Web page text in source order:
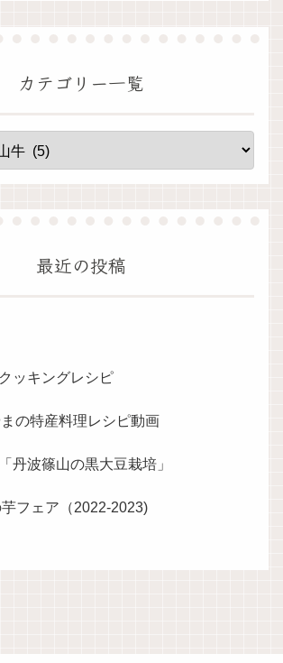
カテゴリー一覧
最近の投稿
ッキングレシピ
の特産料理レシピ動画
丹波篠山の黒大豆栽培」
フェア（2022-2023)